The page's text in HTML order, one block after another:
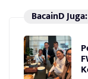
BacainD Juga: